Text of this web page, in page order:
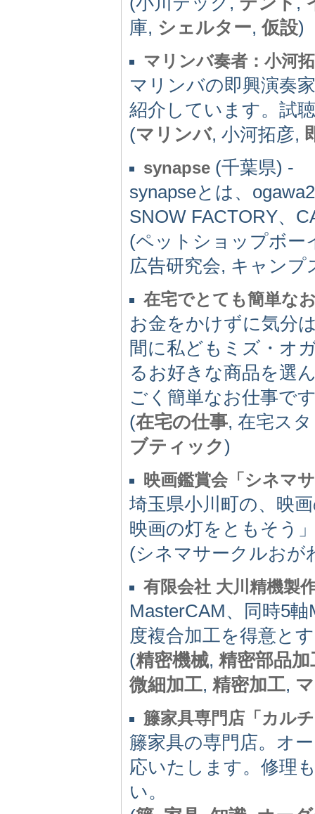
庫, シェルター,仮設)
マリンバ奏者：小河
マリンバの即興演奏
紹介しています。試
(マリンバ, 小河拓彦,
synapse (千葉県) -
synapseとは、
SNOW FACTORY、
(ペットショップボー
広告研究会, キャン
在宅でとても簡単な
お金をかけずに気分
間に私どもミズ・オ
るお好きな商品を選
ごく簡単なお仕事で
(在宅の仕事, 在宅ス
ブティック)
映画鑑賞会「シネマ
埼玉県小川町の、映
映画の灯をともそう
(シネマサークルおが
有限会社 大川精機製
MasterCAM、同時5
度複合加工を得意と
(精密機械, 精密部品加
微細加工, 精密加工,
籐家具専門店「カル
籐家具の専門店。オ
応いたします。修理
い。